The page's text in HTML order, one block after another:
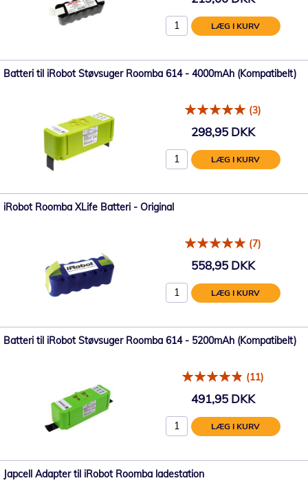
LÆG I KURV
Batteri til iRobot Støvsuger Roomba 614 - 4000mAh (Kompatibelt)
(3)
298,95 DKK
LÆG I KURV
iRobot Roomba XLife Batteri - Original
(7)
558,95 DKK
LÆG I KURV
Batteri til iRobot Støvsuger Roomba 614 - 5200mAh (Kompatibelt)
(11)
491,95 DKK
LÆG I KURV
Japcell Adapter til iRobot Roomba ladestation